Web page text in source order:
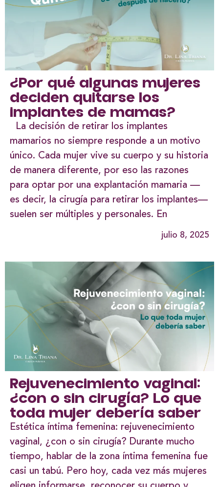
¿Por qué algunas mujeres
deciden quitarse los
implantes de mamas?
La decisión de retirar los implantes
mamarios no siempre responde a un motivo
único. Cada mujer vive su cuerpo y su historia
de manera diferente, por eso las razones
para optar por una explantación mamaria —
es decir, la cirugía para retirar los implantes—
suelen ser múltiples y personales. En
julio 8, 2025
Rejuvenecimiento vaginal:
¿con o sin cirugía? Lo que
toda mujer debería saber
Estética íntima femenina: rejuvenecimiento
vaginal, ¿con o sin cirugía? Durante mucho
tiempo, hablar de la zona íntima femenina fue
casi un tabú. Pero hoy, cada vez más mujeres